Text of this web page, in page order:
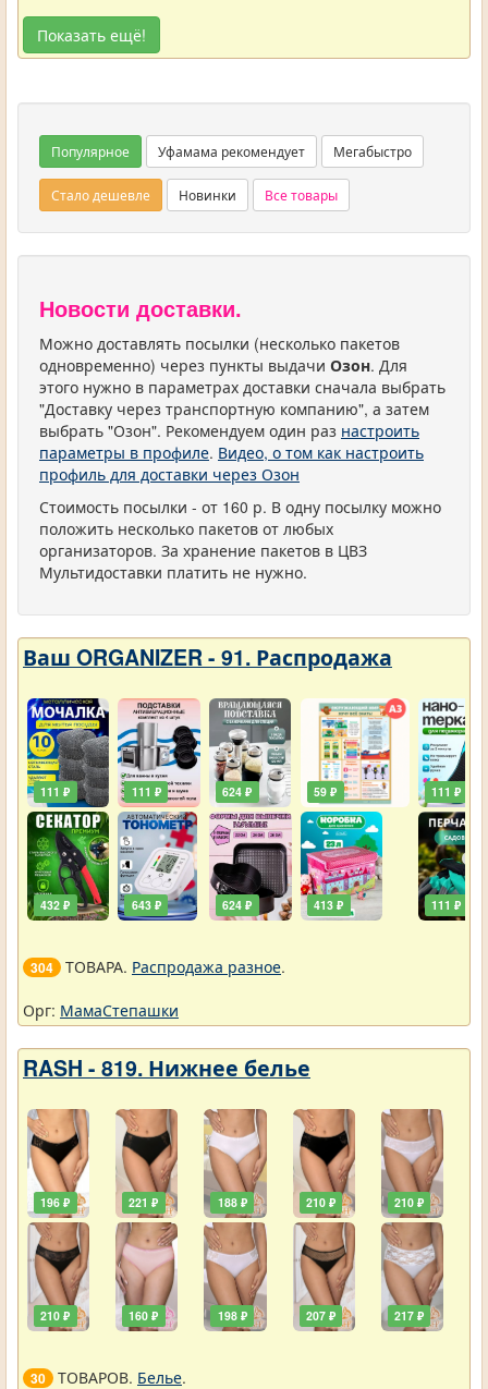
Показать ещё!
Популярное Уфамама рекомендует Мегабыстро
Стало дешевле Новинки Все товары
Новости доставки.
Можно доставлять посылки (несколько пакетов
одновременно) через пункты выдачи Озон. Для
этого нужно в параметрах доставки сначала выбрать
"Доставку через транспортную компанию", а затем
выбрать "Озон". Рекомендуем один раз настроить
параметры в профиле. Видео, о том как настроить
профиль для доставки через Озон
Стоимость посылки - от 160 р. В одну посылку можно
положить несколько пакетов от любых
организаторов. За хранение пакетов в ЦВЗ
Мультидоставки платить не нужно.
Ваш ORGANIZER - 91. Распродажа
111 ₽
432 ₽
111 ₽
643 ₽
624 ₽
624 ₽
59 ₽
413 ₽
111 ₽
111 ₽
304 ТОВАРА. Распродажа разное.
Орг: МамаСтепашки
RASH - 819. Нижнее белье
196 ₽
210 ₽
221 ₽
160 ₽
188 ₽
198 ₽
210 ₽
207 ₽
210 ₽
217 ₽
30 ТОВАРОВ. Белье.